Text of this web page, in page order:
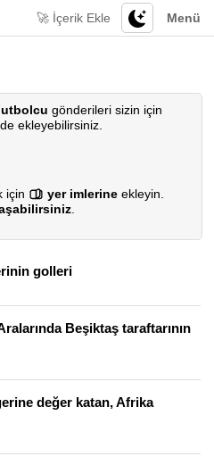
Menü
🚀 İçerik Ekle
gönderileri sizin için
ekleyebilirsiniz.
için yer imlerine ekleyin.
golleri
Beşiktaş taraftarının
değer katan, Afrika